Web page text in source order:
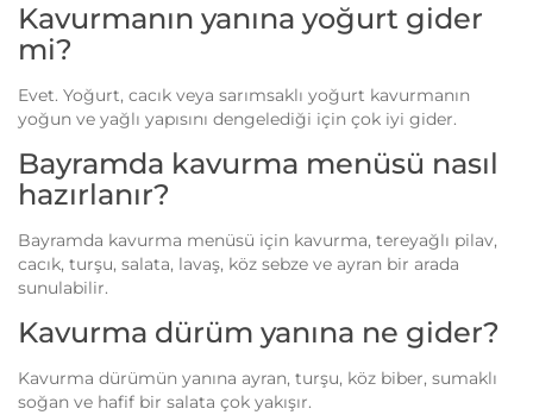
Kavurmanın yanına yoğurt gider
mi?
Evet. Yoğurt, cacık veya sarımsaklı yoğurt kavurmanın
yoğun ve yağlı yapısını dengelediği için çok iyi gider.
Bayramda kavurma menüsü nasıl
hazırlanır?
Bayramda kavurma menüsü için kavurma, tereyağlı pilav,
cacık, turşu, salata, lavaş, köz sebze ve ayran bir arada
sunulabilir.
Kavurma dürüm yanına ne gider?
Kavurma dürümün yanına ayran, turşu, köz biber, sumaklı
soğan ve hafif bir salata çok yakışır.